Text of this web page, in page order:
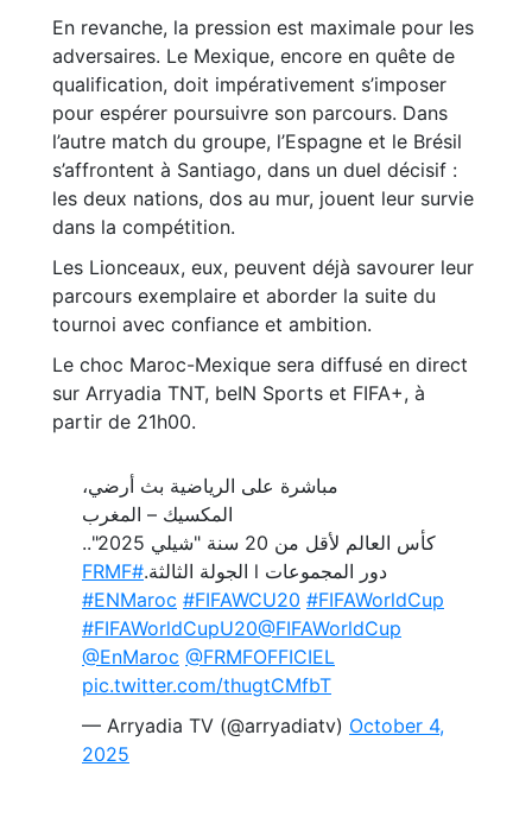
En revanche, la pression est maximale pour les
adversaires. Le Mexique, encore en quête de
qualification, doit impérativement s’imposer
pour espérer poursuivre son parcours. Dans
l’autre match du groupe, l’Espagne et le Brésil
s’affrontent à Santiago, dans un duel décisif :
les deux nations, dos au mur, jouent leur survie
dans la compétition.
Les Lionceaux, eux, peuvent déjà savourer leur
parcours exemplaire et aborder la suite du
tournoi avec confiance et ambition.
Le choc Maroc-Mexique sera diffusé en direct
sur Arryadia TNT, beIN Sports et FIFA+, à
partir de 21h00.
مباشرة على الرياضية بث أرضي،
المكسيك – المغرب
كأس العالم لأقل من 20 سنة "شيلي 2025"..
دور المجموعات l الجولة الثالثة.
#FRMF
#ENMaroc #FIFAWCU20 #FIFAWorldCup
#FIFAWorldCupU20@FIFAWorldCup
@EnMaroc @FRMFOFFICIEL
pic.twitter.com/thugtCMfbT
— Arryadia TV (@arryadiatv) October 4,
2025